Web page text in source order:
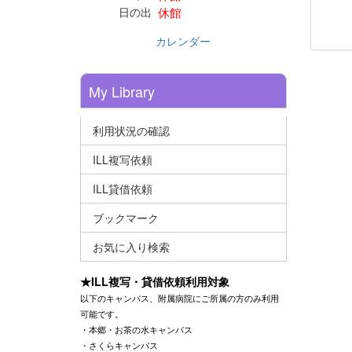
日の出 休館
カレンダー
My Library
利用状況の確認
ILL複写依頼
ILL貸借依頼
ブックマーク
お気に入り検索
★ILL複写・貸借依頼利用対象
以下のキャンパス、附属病院にご所属の方のみ利用
可能です。
・本郷・お茶の水キャンパス
・さくらキャンパス